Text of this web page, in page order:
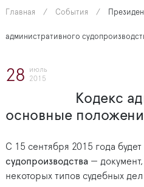
Главная / События /
административного
28
июль
2015
Кодекс
основные
С 15 сентября 2015 года
судопроизводства —
некоторых типов судебных